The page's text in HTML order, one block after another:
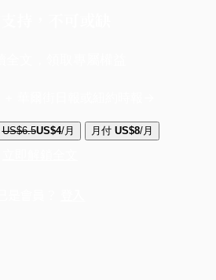
US$6.5US$4/月 月付 US$8/月